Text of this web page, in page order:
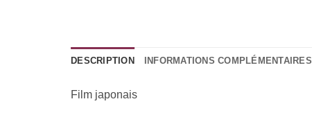
DESCRIPTION INFORMATIONS COMPLÉMENTAIRES
Film japonais